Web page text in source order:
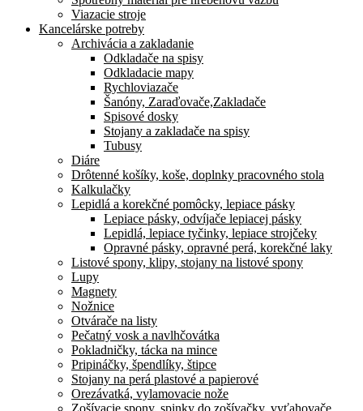
Viazacie stroje
Kancelárske potreby
Archivácia a zakladanie
Odkladače na spisy
Odkladacie mapy
Rychloviazače
Šanóny, Zaraďovače,Zakladače
Spisové dosky
Stojany a zakladače na spisy
Tubusy
Diáre
Drôtenné košíky, koše, doplnky pracovného stola
Kalkulačky
Lepidlá a korekčné pomôcky, lepiace pásky
Lepiace pásky, odvíjače lepiacej pásky
Lepidlá, lepiace tyčinky, lepiace strojčeky
Opravné pásky, opravné perá, korekčné laky
Listové spony, klipy, stojany na listové spony
Lupy
Magnety
Nožnice
Otvárače na listy
Pečatný vosk a navlhčovátka
Pokladničky, tácka na mince
Pripináčky, špendlíky, štipce
Stojany na perá plastové a papierové
Orezávatká, vylamovacie nože
Zošívacie spony, spinky do zošívačky, vyťahovače